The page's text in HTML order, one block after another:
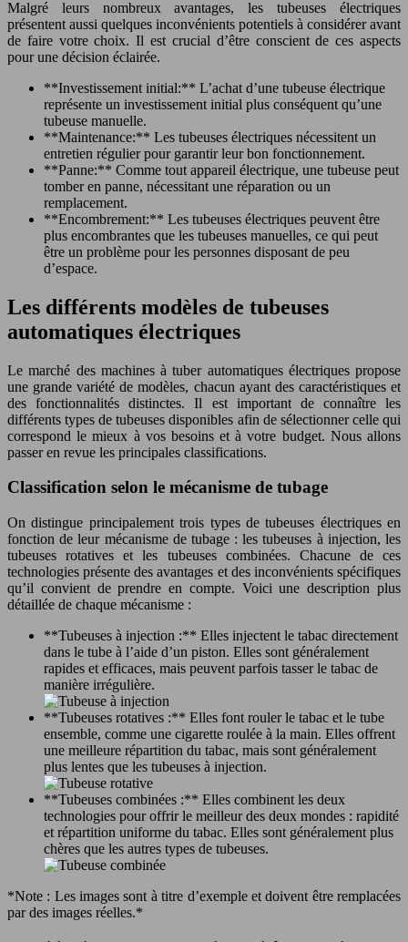
Malgré leurs nombreux avantages, les tubeuses électriques
présentent aussi quelques inconvénients potentiels à considérer avant
de faire votre choix. Il est crucial d’être conscient de ces aspects
pour une décision éclairée.
**Investissement initial:** L’achat d’une tubeuse électrique
représente un investissement initial plus conséquent qu’une
tubeuse manuelle.
**Maintenance:** Les tubeuses électriques nécessitent un
entretien régulier pour garantir leur bon fonctionnement.
**Panne:** Comme tout appareil électrique, une tubeuse peut
tomber en panne, nécessitant une réparation ou un
remplacement.
**Encombrement:** Les tubeuses électriques peuvent être
plus encombrantes que les tubeuses manuelles, ce qui peut
être un problème pour les personnes disposant de peu
d’espace.
Les différents modèles de tubeuses
automatiques électriques
Le marché des machines à tuber automatiques électriques propose
une grande variété de modèles, chacun ayant des caractéristiques et
des fonctionnalités distinctes. Il est important de connaître les
différents types de tubeuses disponibles afin de sélectionner celle qui
correspond le mieux à vos besoins et à votre budget. Nous allons
passer en revue les principales classifications.
Classification selon le mécanisme de tubage
On distingue principalement trois types de tubeuses électriques en
fonction de leur mécanisme de tubage : les tubeuses à injection, les
tubeuses rotatives et les tubeuses combinées. Chacune de ces
technologies présente des avantages et des inconvénients spécifiques
qu’il convient de prendre en compte. Voici une description plus
détaillée de chaque mécanisme :
**Tubeuses à injection :** Elles injectent le tabac directement
dans le tube à l’aide d’un piston. Elles sont généralement
rapides et efficaces, mais peuvent parfois tasser le tabac de
manière irrégulière.
**Tubeuses rotatives :** Elles font rouler le tabac et le tube
ensemble, comme une cigarette roulée à la main. Elles offrent
une meilleure répartition du tabac, mais sont généralement
plus lentes que les tubeuses à injection.
**Tubeuses combinées :** Elles combinent les deux
technologies pour offrir le meilleur des deux mondes : rapidité
et répartition uniforme du tabac. Elles sont généralement plus
chères que les autres types de tubeuses.
*Note : Les images sont à titre d’exemple et doivent être remplacées
par des images réelles.*